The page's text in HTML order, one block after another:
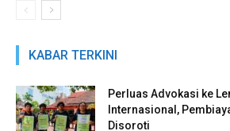
KABAR TERKINI
Perluas Advokasi ke
Internasional,
Disoroti